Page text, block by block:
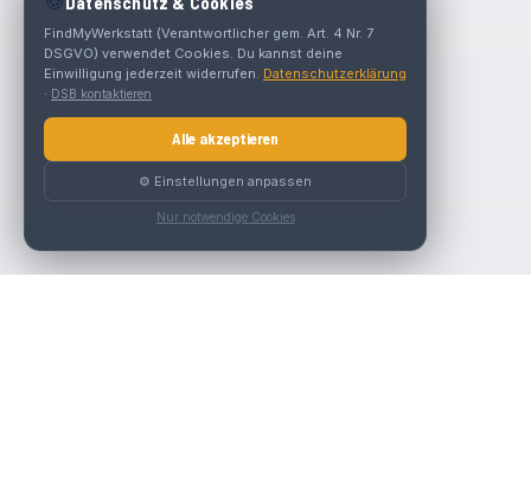
FindMyWerkstatt (Verantwortlicher gem. Art. 4 Nr. 7
DSGVO) verwendet Cookies. Du kannst deine
Einwilligung jederzeit widerrufen. Datenschutzerklärung
· DSB kontaktieren
Alle akzeptieren
⚙️ Einstellungen anpassen
Nur notwendige Cookies